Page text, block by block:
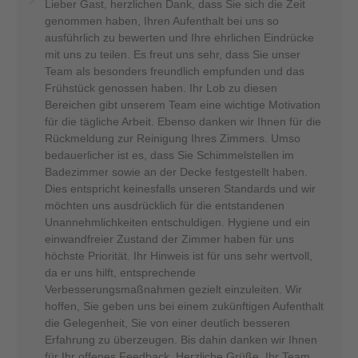
Lieber Gast, herzlichen Dank, dass Sie sich die Zeit
genommen haben, Ihren Aufenthalt bei uns so
ausführlich zu bewerten und Ihre ehrlichen Eindrücke
mit uns zu teilen. Es freut uns sehr, dass Sie unser
Team als besonders freundlich empfunden und das
Frühstück genossen haben. Ihr Lob zu diesen
Bereichen gibt unserem Team eine wichtige Motivation
für die tägliche Arbeit. Ebenso danken wir Ihnen für die
Rückmeldung zur Reinigung Ihres Zimmers. Umso
bedauerlicher ist es, dass Sie Schimmelstellen im
Badezimmer sowie an der Decke festgestellt haben.
Dies entspricht keinesfalls unseren Standards und wir
möchten uns ausdrücklich für die entstandenen
Unannehmlichkeiten entschuldigen. Hygiene und ein
einwandfreier Zustand der Zimmer haben für uns
höchste Priorität. Ihr Hinweis ist für uns sehr wertvoll,
da er uns hilft, entsprechende
Verbesserungsmaßnahmen gezielt einzuleiten. Wir
hoffen, Sie geben uns bei einem zukünftigen Aufenthalt
die Gelegenheit, Sie von einer deutlich besseren
Erfahrung zu überzeugen. Bis dahin danken wir Ihnen